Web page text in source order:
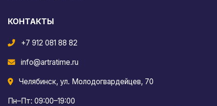
КОНТАКТЫ
+7 912 081 88 82
info@artratime.ru
Челябинск, ул. Молодогвардейцев, 70
Пн–Пт: 09:00–19:00